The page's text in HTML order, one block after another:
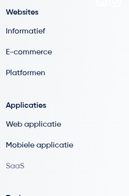
Websites
Informatief
E-commerce
Platformen
Applicaties
Web applicatie
Mobiele applicatie
SaaS